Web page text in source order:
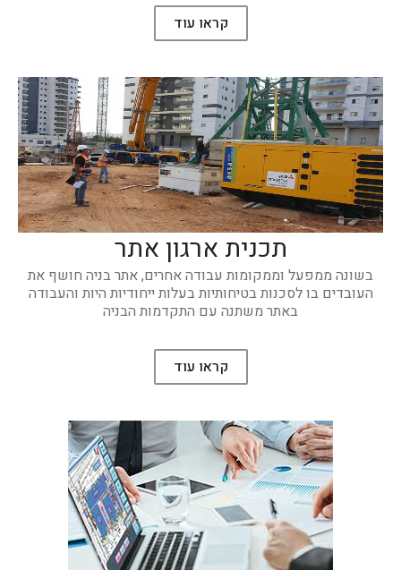
קראו עוד
תכנית ארגון אתר
בשונה ממפעל וממקומות עבודה אחרים, אתר בניה חושף את
העובדים בו לסכנות בטיחותיות בעלות ייחודיות היות והעבודה
באתר משתנה עם התקדמות הבניה
קראו עוד